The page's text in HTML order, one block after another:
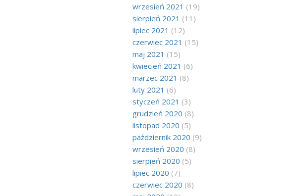
wrzesień 2021 (19)
sierpień 2021 (11)
lipiec 2021 (12)
czerwiec 2021 (15)
maj 2021 (15)
kwiecień 2021 (6)
marzec 2021 (8)
luty 2021 (6)
styczeń 2021 (3)
grudzień 2020 (8)
listopad 2020 (5)
październik 2020 (9)
wrzesień 2020 (8)
sierpień 2020 (5)
lipiec 2020 (7)
czerwiec 2020 (8)